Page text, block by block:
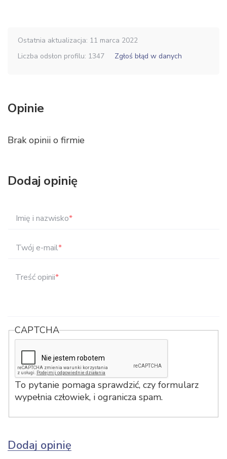
Ostatnia aktualizacja: 11 marca 2022
Liczba odsłon profilu: 1347
Zgłoś błąd w danych
Opinie
Brak opinii o firmie
Dodaj opinię
Imię i nazwisko*
Twój e-mail*
Treść opinii*
CAPTCHA
To pytanie pomaga sprawdzić, czy formularz
wypełnia człowiek, i ogranicza spam.
Dodaj opinię